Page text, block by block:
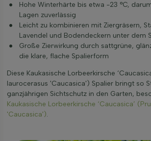
Hohe Winterhärte bis etwa -23 °C,
Lagen zuverlässig
Leicht zu kombinieren mit Ziergräsern,
Lavendel und Bodendeckern unter dem
Große Zierwirkung durch sattgrüne,
die klare, flache Spalierform
Diese Kaukasische Lorbeerkirsche
laurocerasus 'Caucasica') Spalier bringt so
ganzjährigen Sichtschutz in den Garten,
Kaukasische Lorbeerkirsche ‘Caucasica’
'Caucasica').